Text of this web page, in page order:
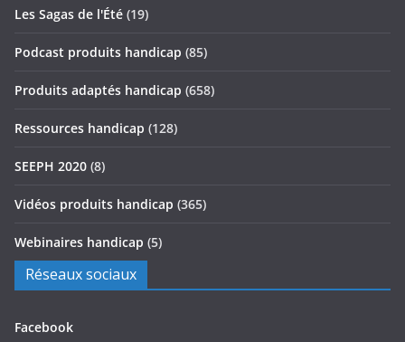
Les Sagas de l'Été (19)
Podcast produits handicap (85)
Produits adaptés handicap (658)
Ressources handicap (128)
SEEPH 2020 (8)
Vidéos produits handicap (365)
Webinaires handicap (5)
Réseaux sociaux
Facebook